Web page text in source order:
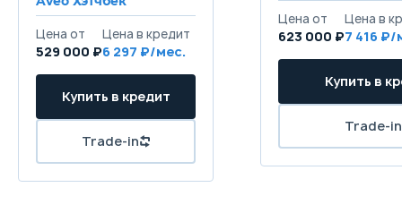
Передние тормоза
Дисковые
529 000 ₽6 297
623 000 ₽7 416